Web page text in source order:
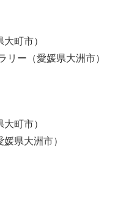
町市）
ー（愛媛県大洲市）
町市）
県大洲市）